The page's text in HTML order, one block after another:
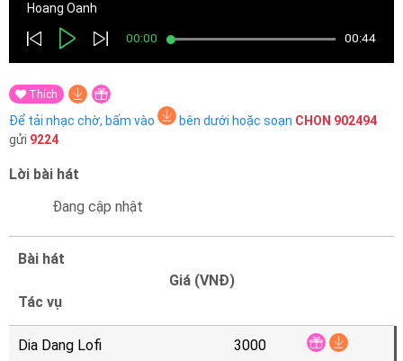
nhập
Loại
Sĩ
Hướng
Dẫn
Hoang Oanh
00:00 00:44
Thích
Để tải nhạc chờ, bấm vào bên dưới hoặc soạn CHON 902494
gửi 9224
Lời bài hát
Đang cập nhật
Bài hát
Giá (VNĐ)
Tác vụ
Dia Dang Lofi 3000